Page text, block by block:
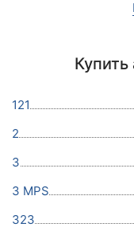
121
2
3
3 MPS
323